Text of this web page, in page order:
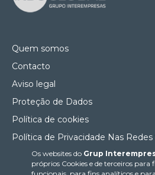
Os websites do Grup
próprios Cookies e de terceiros para
Quem somos
Contacto
Aviso legal
Proteção de Dados
Política de cookies
Política de Privacidade Nas Redes
Canal de denúncias
Colaborações editoriais